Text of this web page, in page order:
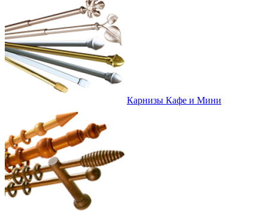
Карнизы Кафе и Мини